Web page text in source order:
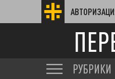
РУБРИКИ